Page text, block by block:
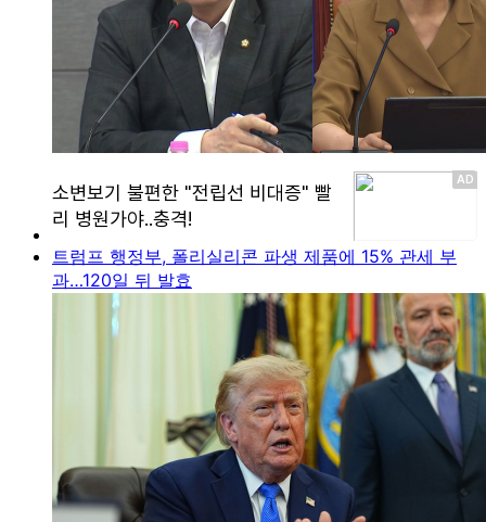
트럼프 행정부, 폴리실리콘 파생 제품에 15% 관세 부
과…120일 뒤 발효